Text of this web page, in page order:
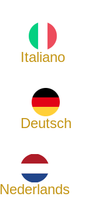
Italiano
Deutsch
Nederlands